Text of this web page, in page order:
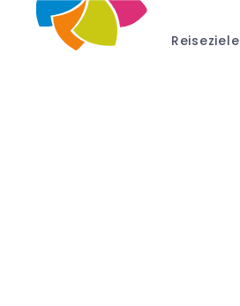
Reiseziele